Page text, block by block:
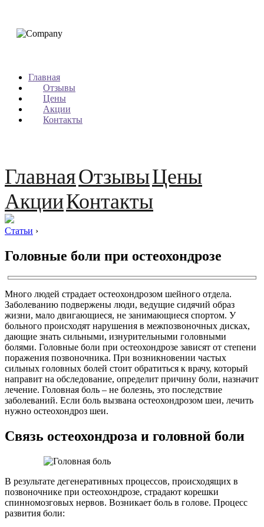
Главная
Отзывы
Цены
Акции
Контакты
ГлавнаяОтзывыЦены
АкцииКонтакты
Статьи ›
Головные боли при остеохондрозе
Много людей страдает остеохондрозом шейного отдела.
Заболеванию подвержены люди, ведущие сидячий образ
жизни, мало двигающиеся, не занимающиеся спортом. У
больного происходят нарушения в межпозвоночных дисках,
дающие знать сильными, изнурительными головными
болями. Головные боли при остеохондрозе зависят от степени
поражения позвоночника. При возникновении частых
сильных головных болей стоит обратиться к врачу, который
направит на обследование, определит причину боли, назначит
лечение. Головная боль – не болезнь, это последствие
заболеваний. Если боль вызвана остеохондрозом шеи, лечить
нужно остеохондроз шеи.
Связь остеохондроза и головной боли
В результате дегенеративных процессов, происходящих в
позвоночнике при остеохондрозе, страдают корешки
спинномозговых нервов. Возникает боль в голове. Процесс
развития боли: